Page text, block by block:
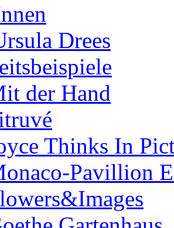
Drees
der Hand
Thinks In
Pavillion